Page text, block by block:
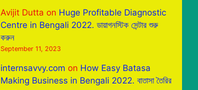
Avijit Dutta on Huge Profitable Diagnostic
Centre in Bengali 2022. ডায়াগনস্টিক সেন্টার শুরু
করুন
September 11, 2023
internsavvy.com on How Easy Batasa
Making Business in Bengali 2022. বাতাসা তৈরির